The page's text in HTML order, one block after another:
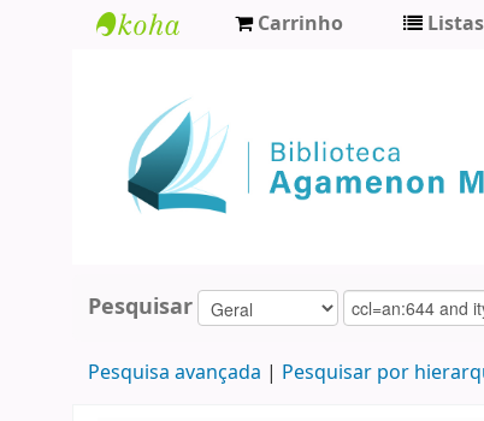
Agamenon
Magalhães
Carrinho Listas
Pesquisar
Pesquisa avançada Pesquisar por